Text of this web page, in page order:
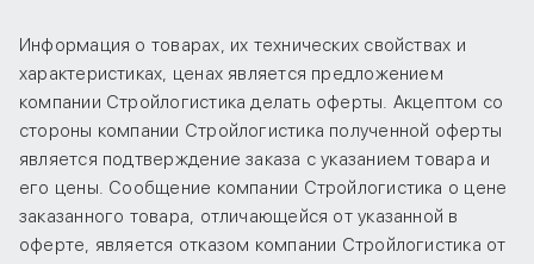
Информация о товарах, их технических свойствах и
характеристиках, ценах является предложением
компании Стройлогистика делать оферты. Акцептом со
стороны компании Стройлогистика полученной оферты
является подтверждение заказа с указанием товара и
его цены. Сообщение компании Стройлогистика о цене
заказанного товара, отличающейся от указанной в
оферте, является отказом компании Стройлогистика от